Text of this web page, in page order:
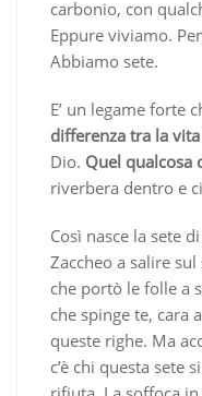
carbonio, con
Eppure viviamo.
Abbiamo sete.
E’ un legame forte
differenza tra la
Dio. Quel qualcosa
riverbera dentro e
Così nasce la sete
Zaccheo a salire
che portò le folle a
che spinge te, cara
queste righe. Ma
c’è chi questa sete